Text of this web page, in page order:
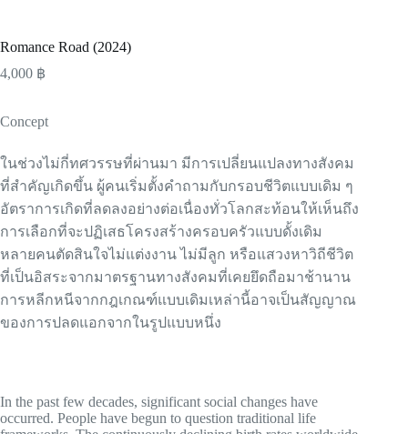
Romance Road (2024)
4,000 ฿
Concept
ในช่วงไม่กี่ทศวรรษที่ผ่านมา มีการเปลี่ยนแปลงทางสังคม
ที่สำคัญเกิดขึ้น ผู้คนเริ่มตั้งคำถามกับกรอบชีวิตแบบเดิม ๆ
อัตราการเกิดที่ลดลงอย่างต่อเนื่องทั่วโลกสะท้อนให้เห็นถึง
การเลือกที่จะปฏิเสธโครงสร้างครอบครัวแบบดั้งเดิม
หลายคนตัดสินใจไม่แต่งงาน ไม่มีลูก หรือแสวงหาวิถีชีวิต
ที่เป็นอิสระจากมาตรฐานทางสังคมที่เคยยึดถือมาช้านาน
การหลีกหนีจากกฎเกณฑ์แบบเดิมเหล่านี้อาจเป็นสัญญาณ
ของการปลดแอกจากในรูปแบบหนึ่ง
In the past few decades, significant social changes have
occurred. People have begun to question traditional life